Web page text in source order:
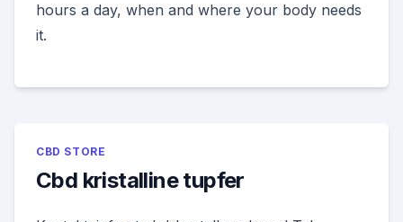
hours a day, when and where your body needs
it.
CBD STORE
Cbd kristalline tupfer